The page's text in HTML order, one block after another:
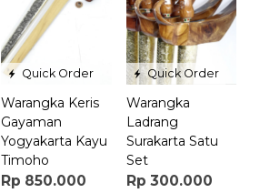
Quick Order
Warangka Keris
Gayaman
Yogyakarta Kayu
Timoho
Rp 850.000
Quick Order
Warangka
Ladrang
Surakarta Satu
Set
Rp 300.000